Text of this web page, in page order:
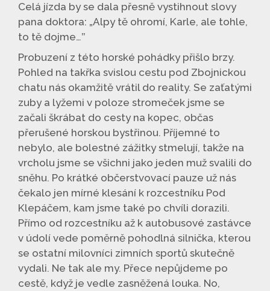
Celá jízda by se dala přesně vystihnout slovy
pana doktora: „Alpy tě ohromí, Karle, ale tohle,
to tě dojme…’’
Probuzení z této horské pohádky přišlo brzy.
Pohled na takřka svislou cestu pod Zbojnickou
chatu nás okamžitě vrátil do reality. Se zaťatými
zuby a lyžemi v poloze stromeček jsme se
začali škrábat do cesty na kopec, občas
přerušené horskou bystřinou. Příjemné to
nebylo, ale bolestné zážitky stmelují, takže na
vrcholu jsme se všichni jako jeden muž svalili do
sněhu. Po krátké občerstvovací pauze už nás
čekalo jen mírné klesání k rozcestníku Pod
Klepáčem, kam jsme také po chvíli dorazili.
Přímo od rozcestníku až k autobusové zastávce
v údolí vede poměrně pohodlná silnička, kterou
se ostatní milovníci zimních sportů skutečně
vydali. Ne tak ale my. Přece nepůjdeme po
cestě, když je vedle zasněžená louka. No,